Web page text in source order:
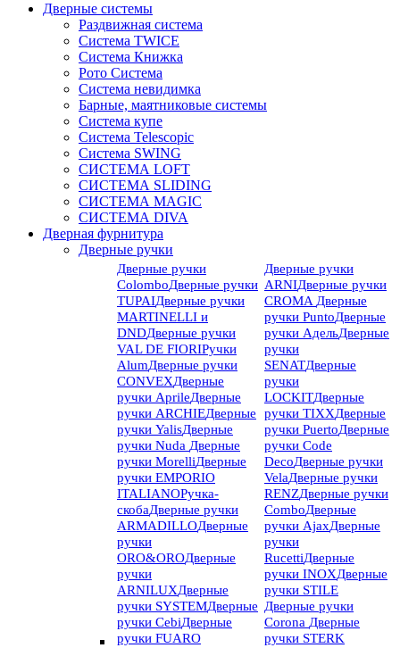
Дверные системы
Раздвижная система
Система TWICE
Система Книжка
Рото Система
Система невидимка
Барные, маятниковые системы
Система купе
Система Telescopic
Система SWING
СИСТЕМА LOFT
СИСТЕМА SLIDING
СИСТЕМА MAGIC
СИСТЕМА DIVA
Дверная фурнитура
Дверные ручки
Дверные ручки
ColomboДверные ручки
TUPAIДверные ручки
MARTINELLI и
DNDДверные ручки
VAL DE FIORIРучки
AlumДверные ручки
CONVEXДверные
ручки AprileДверные
ручки ARCHIEДверные
ручки YalisДверные
ручки Nuda Дверные
ручки MorelliДверные
ручки EMPORIO
ITALIANOРучка-
скобаДверные ручки
ARMADILLOДверные
ручки
ORO&OROДверные
ручки
ARNILUXДверные
ручки SYSTEMДверные
ручки CebiДверные
ручки FUARO
Дверные ручки
ARNIДверные ручки
CROMA Дверные
ручки PuntoДверные
ручки АдельДверные
ручки
SENATДверные
ручки
LOCKITДверные
ручки TIXXДверные
ручки PuertoДверные
ручки Code
DecoДверные ручки
VelaДверные ручки
RENZДверные ручки
ComboДверные
ручки AjaxДверные
ручки
RucettiДверные
ручки INOXДверные
ручки STILE
Дверные ручки
Corona Дверные
ручки STERK